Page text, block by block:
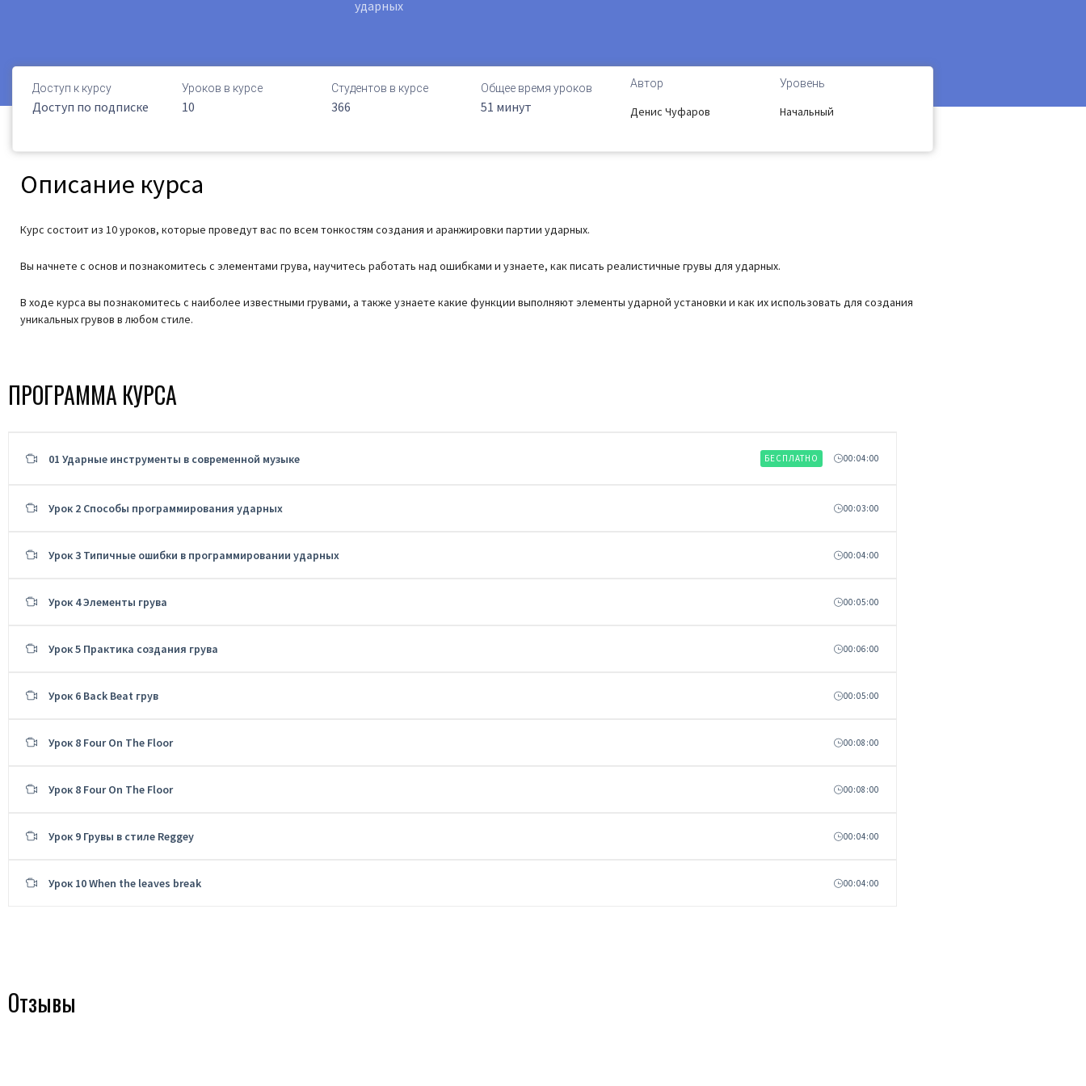
ударных
Доступ к курсу
Доступ по подписке
Уроков в курсе
10
Студентов в курсе
366
Общее время уроков
51 минут
Автор
Денис Чуфаров
Уровень
Начальный
Описание курса
Курс состоит из 10 уроков, которые проведут вас по всем тонкостям создания и аранжировки партии ударных.
Вы начнете с основ и познакомитесь с элементами грува, научитесь работать над ошибками и узнаете, как писать реалистичные грувы для ударных.
В ходе курса вы познакомитесь с наиболее известными грувами, а также узнаете какие функции выполняют элементы ударной установки и как их использовать для создания
уникальных грувов в любом стиле.
ПРОГРАММА КУРСА
01 Ударные инструменты в современной музыке БЕСПЛАТНО 00:04:00
Урок 2 Способы программирования ударных 00:03:00
Урок 3 Типичные ошибки в программировании ударных 00:04:00
Урок 4 Элементы грува 00:05:00
Урок 5 Практика создания грува 00:06:00
Урок 6 Back Beat грув 00:05:00
Урок 8 Four On The Floor 00:08:00
Урок 8 Four On The Floor 00:08:00
Урок 9 Грувы в стиле Reggey 00:04:00
Урок 10 When the leaves break 00:04:00
Отзывы